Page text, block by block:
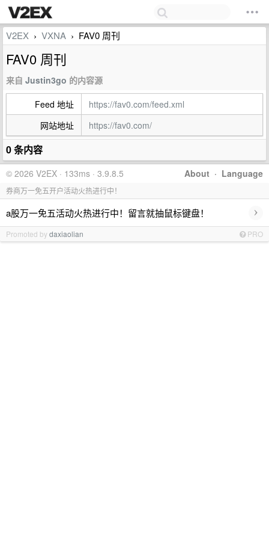
V2EX › VXNA › FAV0 周刊
FAV0 周刊
来自 Justin3go 的内容源
Feed 地址
https://fav0.com/feed.xml
网站地址
https://fav0.com/
0 条内容
About · Language
© 2026 V2EX · 133ms · 3.9.8.5
券商万一免五开户活动火热进行中！
a股万一免五活动火热进行中！留言就抽鼠标键盘！ ›
Promoted bydaxiaolian PRO